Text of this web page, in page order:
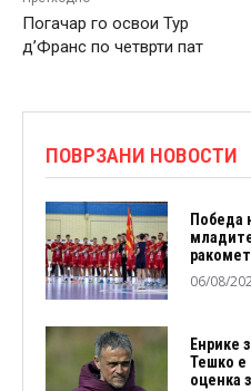
Погачар го освои Тур
д’Франс по четврти пат
ПОВРЗАНИ НОВОСТИ
Победа
06/08/
Енрике
Тешко е
оценка